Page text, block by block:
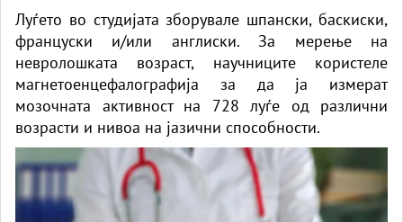
Луѓето во студијата зборувале шпански, баскиски,
француски и/или англиски. За мерење на
невролошката возраст, научниците користеле
магнетоенцефалографија за да ја измерат
мозочната активност на 728 луѓе од различни
возрасти и нивоа на јазични способности.